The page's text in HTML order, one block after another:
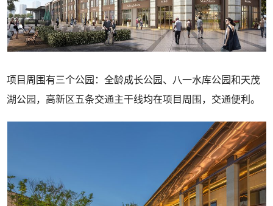
项目周围有三个公园：全龄成长公园、八一水库公园和天茂
湖公园，高新区五条交通主干线均在项目周围，交通便利。